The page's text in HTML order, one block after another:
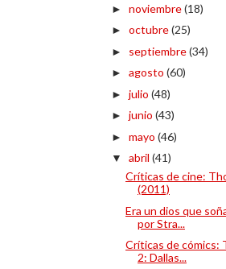
► noviembre(18)
► octubre(25)
► septiembre(34)
► agosto (60)
► julio (48)
► junio (43)
► mayo (46)
▼ abril (41)
Críticas de cine:
(2011)
Era un dios que
por Stra...
Críticas de cómics:
2: Dallas...